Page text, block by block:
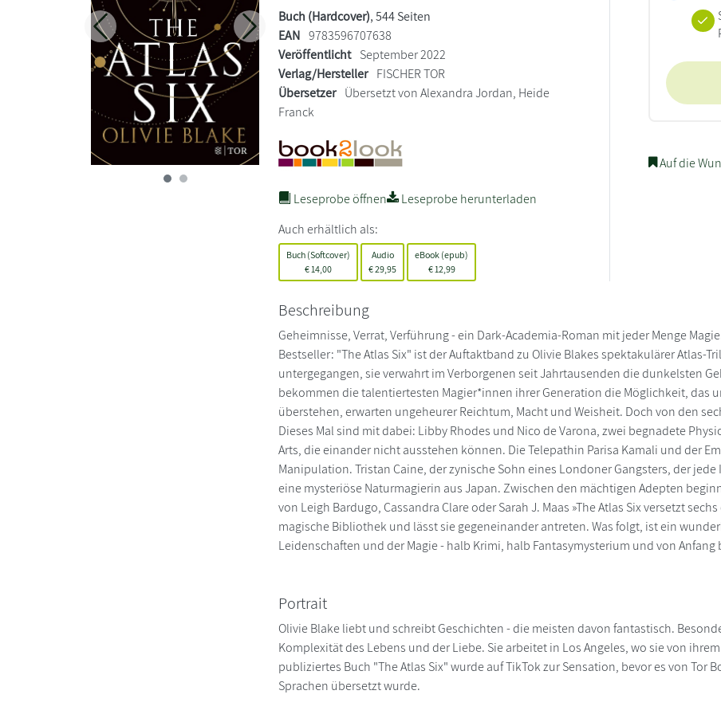
Zurück Weiter
Buch (Hardcover), 544 Seiten
EAN 9783596707638
Veröffentlicht September 2022
Verlag/Hersteller FISCHER TOR
Übersetzer Übersetzt von Alexandra Jordan, Heide
Franck
Leseprobe öffnen
Leseprobe herunterladen
Auch erhältlich als:
Buch (Softcover)
€ 14,00
Audio
€29,95
eBook (epub)
€12,99
Auf die
Beschreibung
Geheimnisse, Verrat, Verführung - ein Dark-Academia-Roman mit jeder Menge
Bestseller: "The Atlas Six" ist der Auftaktband zu Olivie Blakes spektakulärer Atlas-
untergegangen, sie verwahrt im Verborgenen seit Jahrtausenden die dunkelsten
bekommen die talentiertesten Magier*innen ihrer Generation die Möglichkeit, das
überstehen, erwarten ungeheurer Reichtum, Macht und Weisheit. Doch von den
Dieses Mal sind mit dabei: Libby Rhodes und Nico de Varona, zwei begnadete
Arts, die einander nicht ausstehen können. Die Telepathin Parisa Kamali und der
Manipulation. Tristan Caine, der zynische Sohn eines Londoner Gangsters, der
eine mysteriöse Naturmagierin aus Japan. Zwischen den mächtigen Adepten
von Leigh Bardugo, Cassandra Clare oder Sarah J. Maas »The Atlas Six versetzt
magische Bibliothek und lässt sie gegeneinander antreten. Was folgt, ist ein
Leidenschaften und der Magie - halb Krimi, halb Fantasymysterium und von Anfang
Portrait
Olivie Blake liebt und schreibt Geschichten - die meisten davon fantastisch.
Komplexität des Lebens und der Liebe. Sie arbeitet in Los Angeles, wo sie von
publiziertes Buch "The Atlas Six" wurde auf TikTok zur Sensation, bevor es von
Sprachen übersetzt wurde.